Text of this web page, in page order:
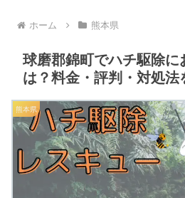
ホーム 熊本県
球磨郡錦町でハチ駆除に
は？料金・評判・対処法
熊本県